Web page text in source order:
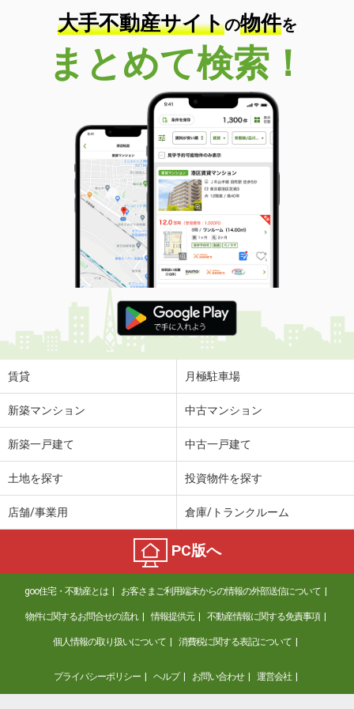
大手不動産サイトの物件を
まとめて検索！
賃貸 月極駐車場
新築マンション 中古マンション
新築一戸建て 中古一戸建て
土地を探す 投資物件を探す
店舗/事業用 倉庫/トランクルーム
PC版へ
goo住宅・不動産とは お客さまご利用端末からの情報の外部送信について
物件に関するお問合せの流れ 情報提供元 不動産情報に関する免責事項
個人情報の取り扱いについて 消費税に関する表記について
プライバシーポリシー ヘルプ お問い合わせ 運営会社